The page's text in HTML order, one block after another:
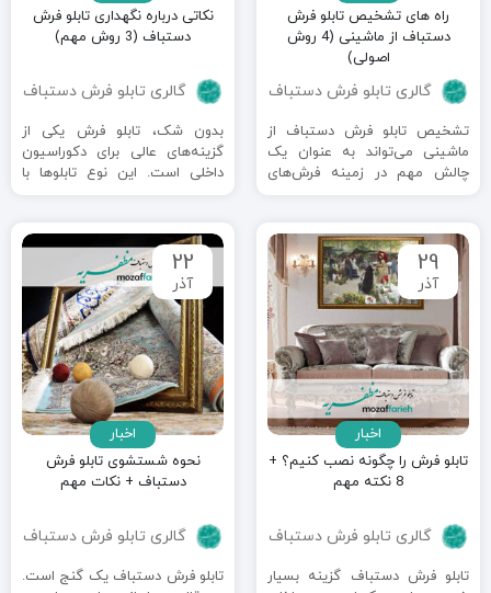
راه های تشخیص تابلو فرش
دستباف از ماشینی (4 روش
اصولی)
گالری تابلو فرش دستباف
تشخیص تابلو فرش دستباف از
ماشینی می‌تواند به عنوان یک
چالش مهم در زمینه فرش‌های
نکاتی درباره نگهداری تابلو فرش
دستباف (3 روش مهم)
گالری تابلو فرش دستباف
بدون شک، تابلو فرش یکی از
گزینه‌های عالی برای دکوراسیون
داخلی است. این نوع تابلوها با
اخبار
29
آذر
تابلو فرش را چگونه نصب کنیم؟ +
8 نکته مهم
گالری تابلو فرش دستباف
تابلو فرش دستباف گزینه بسیار
اخبار
22
آذر
نحوه شستشوی تابلو فرش
دستباف + نکات مهم
گالری تابلو فرش دستباف
تابلو فرش دستباف یک گنج است.